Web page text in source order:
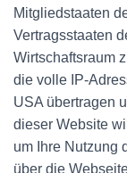
Mitgliedstaaten
Vertragsstaaten
Wirtschaftsraum
die volle IP-
USA übertragen
dieser Website
um Ihre Nutzung
über die